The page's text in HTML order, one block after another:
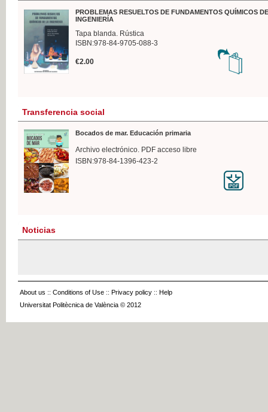
PROBLEMAS RESUELTOS DE FUNDAMENTOS QUÍMICOS
INGENIERÍA
Tapa blanda. Rústica
ISBN:978-84-9705-088-3
€2.00
Transferencia social
Bocados de mar. Educación primaria
Archivo electrónico. PDF acceso libre
ISBN:978-84-1396-423-2
Noticias
About us :: Conditions of Use :: Privacy policy :: Help
Universitat Politècnica de València © 2012